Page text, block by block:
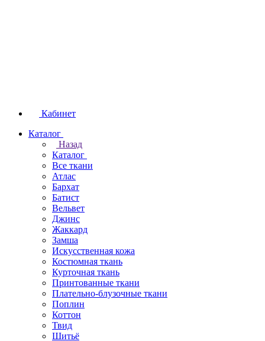
Кабинет
Каталог
Назад
Каталог
Все ткани
Атлас
Бархат
Батист
Вельвет
Джинс
Жаккард
Замша
Искусственная кожа
Костюмная ткань
Курточная ткань
Принтованные ткани
Плательно-блузочные ткани
Поплин
Коттон
Твид
Шитьё